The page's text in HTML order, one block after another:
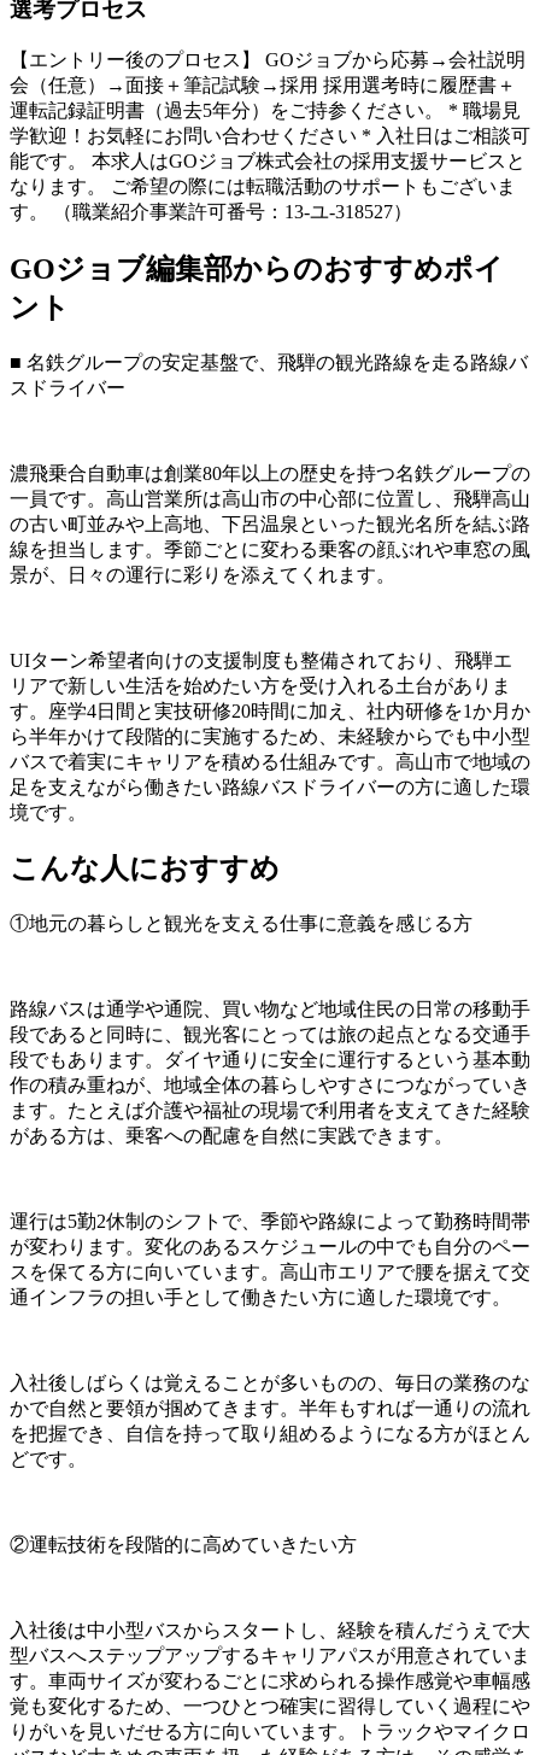
選考プロセス
【エントリー後のプロセス】 GOジョブから応募→会社説明
会（任意）→面接＋筆記試験→採用 採用選考時に履歴書＋
運転記録証明書（過去5年分）をご持参ください。 * 職場見
学歓迎！お気軽にお問い合わせください * 入社日はご相談可
能です。 本求人はGOジョブ株式会社の採用支援サービスと
なります。 ご希望の際には転職活動のサポートもございま
す。 （職業紹介事業許可番号：13-ユ-318527）
GOジョブ編集部からのおすすめポイ
ント
■ 名鉄グループの安定基盤で、飛騨の観光路線を走る路線バ
スドライバー
濃飛乗合自動車は創業80年以上の歴史を持つ名鉄グループの
一員です。高山営業所は高山市の中心部に位置し、飛騨高山
の古い町並みや上高地、下呂温泉といった観光名所を結ぶ路
線を担当します。季節ごとに変わる乗客の顔ぶれや車窓の風
景が、日々の運行に彩りを添えてくれます。
UIターン希望者向けの支援制度も整備されており、飛騨エ
リアで新しい生活を始めたい方を受け入れる土台がありま
す。座学4日間と実技研修20時間に加え、社内研修を1か月か
ら半年かけて段階的に実施するため、未経験からでも中小型
バスで着実にキャリアを積める仕組みです。高山市で地域の
足を支えながら働きたい路線バスドライバーの方に適した環
境です。
こんな人におすすめ
①地元の暮らしと観光を支える仕事に意義を感じる方
路線バスは通学や通院、買い物など地域住民の日常の移動手
段であると同時に、観光客にとっては旅の起点となる交通手
段でもあります。ダイヤ通りに安全に運行するという基本動
作の積み重ねが、地域全体の暮らしやすさにつながっていき
ます。たとえば介護や福祉の現場で利用者を支えてきた経験
がある方は、乗客への配慮を自然に実践できます。
運行は5勤2休制のシフトで、季節や路線によって勤務時間帯
が変わります。変化のあるスケジュールの中でも自分のペー
スを保てる方に向いています。高山市エリアで腰を据えて交
通インフラの担い手として働きたい方に適した環境です。
入社後しばらくは覚えることが多いものの、毎日の業務のな
かで自然と要領が掴めてきます。半年もすれば一通りの流れ
を把握でき、自信を持って取り組めるようになる方がほとん
どです。
②運転技術を段階的に高めていきたい方
入社後は中小型バスからスタートし、経験を積んだうえで大
型バスへステップアップするキャリアパスが用意されていま
す。車両サイズが変わるごとに求められる操作感覚や車幅感
覚も変化するため、一つひとつ確実に習得していく過程にや
りがいを見いだせる方に向いています。トラックやマイクロ